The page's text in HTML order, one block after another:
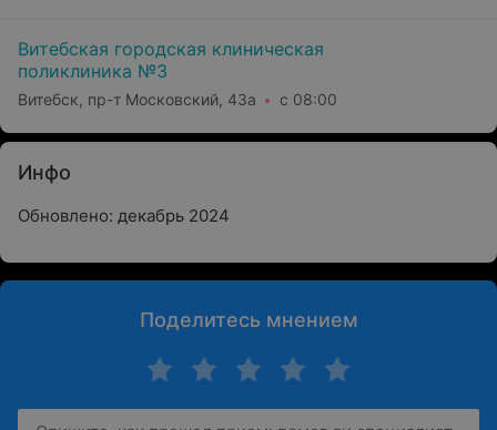
Витебская городская клиническая
поликлиника №3
Витебск, пр-т Московский, 43а с 08:00
Инфо
Обновлено: декабрь 2024
Поделитесь мнением